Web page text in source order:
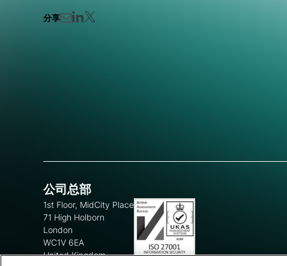
分享
公司总部
1st Floor, MidCity Place
71 High Holborn
London
WC1V 6EA
United Kingdom